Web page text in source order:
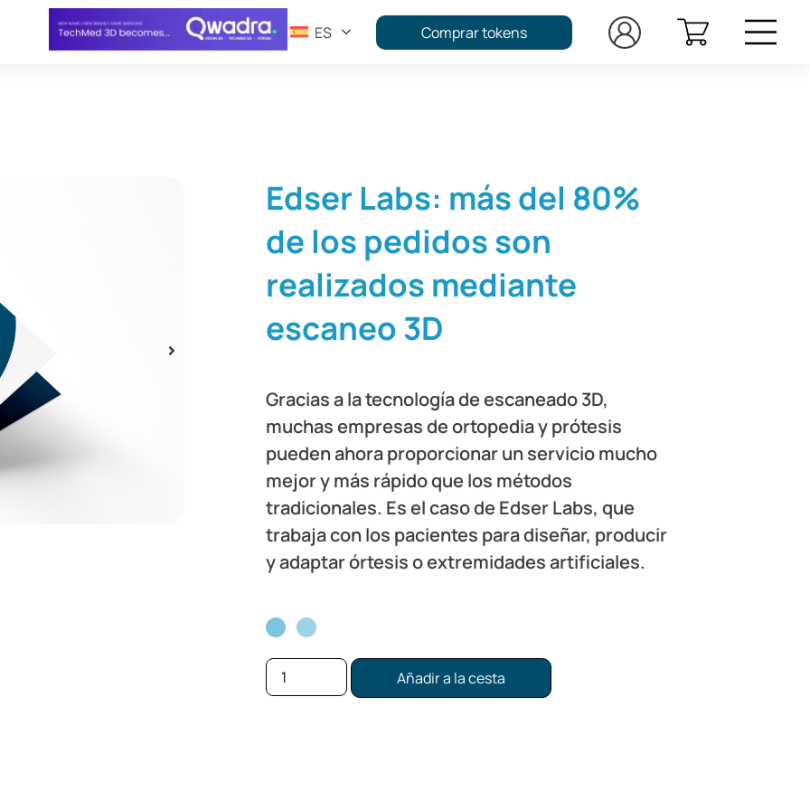
ES Comprar tokens
Edser Labs: más del 80%
de los pedidos son
realizados mediante
escaneo 3D
Gracias a la tecnología de escaneado 3D,
muchas empresas de ortopedia y prótesis
pueden ahora proporcionar un servicio mucho
mejor y más rápido que los métodos
tradicionales. Es el caso de Edser Labs, que
trabaja con los pacientes para diseñar, producir
y adaptar órtesis o extremidades artificiales.
Añadir a la cesta